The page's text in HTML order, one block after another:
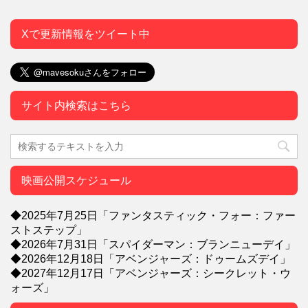
Xで更新情報をツイート中
サイト内検索はこちら
映画公開スケジュール
◆2025年7月25日「ファンタスティック・フォー：ファー
ストステップ」
◆2026年7月31日「スパイダーマン：ブランニューデイ」
◆2026年12月18日「アベンジャーズ：ドゥームズデイ」
◆2027年12月17日「アベンジャーズ：シークレット・ウ
ォーズ」